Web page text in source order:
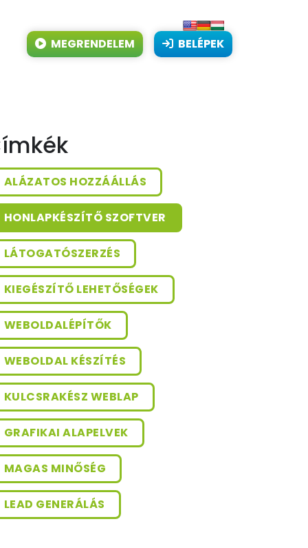
MEGRENDELEM BELÉPEK
ALÁZATOS HOZZÁÁLLÁS
HONLAPKÉSZÍTŐ SZOFTVER
LÁTOGATÓSZERZÉS
KIEGÉSZÍTŐ LEHETŐSÉGEK
WEBOLDALÉPÍTŐK
WEBOLDAL KÉSZÍTÉS
KULCSRAKÉSZ WEBLAP
GRAFIKAI ALAPELVEK
MAGAS MINŐSÉG
LEAD GENERÁLÁS